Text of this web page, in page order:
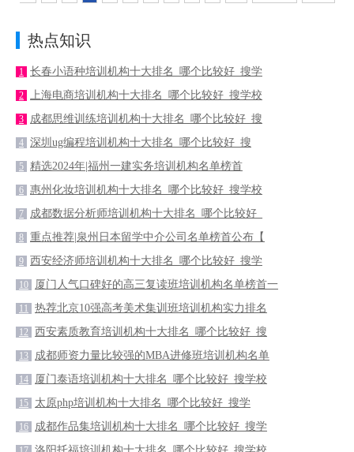
热点知识
1 长春小语种培训机构十大排名_哪个比较好_搜学
2 上海电商培训机构十大排名_哪个比较好_搜学校
3 成都思维训练培训机构十大排名_哪个比较好_搜
4 深圳ug编程培训机构十大排名_哪个比较好_搜
5 精选2024年|福州一建实务培训机构名单榜首
6 惠州化妆培训机构十大排名_哪个比较好_搜学校
7 成都数据分析师培训机构十大排名_哪个比较好_
8 重点推荐|泉州日本留学中介公司名单榜首公布【
9 西安经济师培训机构十大排名_哪个比较好_搜学
10 厦门人气口碑好的高三复读班培训机构名单榜首一
11 热荐北京10强高考美术集训班培训机构实力排名
12 西安素质教育培训机构十大排名_哪个比较好_搜
13 成都师资力量比较强的MBA进修班培训机构名单
14 厦门泰语培训机构十大排名_哪个比较好_搜学校
15 太原php培训机构十大排名_哪个比较好_搜学
16 成都作品集培训机构十大排名_哪个比较好_搜学